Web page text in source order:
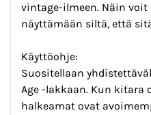
vintage-ilmeen. Näin
näyttämään siltä, että
Käyttöohje:
Suositellaan
Age -lakkaan. Kun kitara
halkeamat ovat